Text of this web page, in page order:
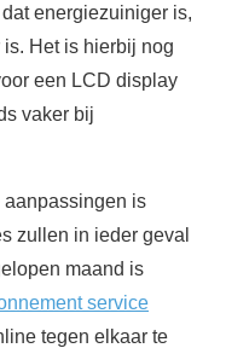
energiezuiniger is,
Het is hierbij nog
een LCD display
vaker bij
aanpassingen is
zullen in ieder geval
maand is
service
tegen elkaar te